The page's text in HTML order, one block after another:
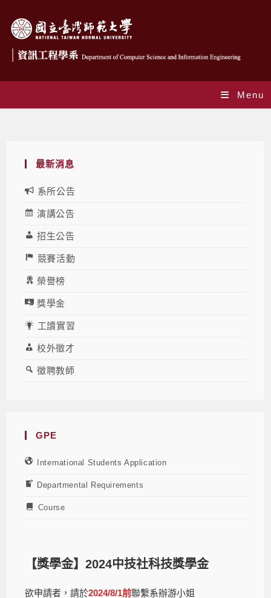
Menu
最新消息
系所公告
演講公告
招生公告
競賽活動
榮譽榜
獎學金
工讀實習
校外徵才
徵聘教師
GPE
International Students Application
Departmental Requirements
Course
【獎學金】2024中技社科技獎學金
欲申請者，請於2024/8/1前聯繫系辦游小姐